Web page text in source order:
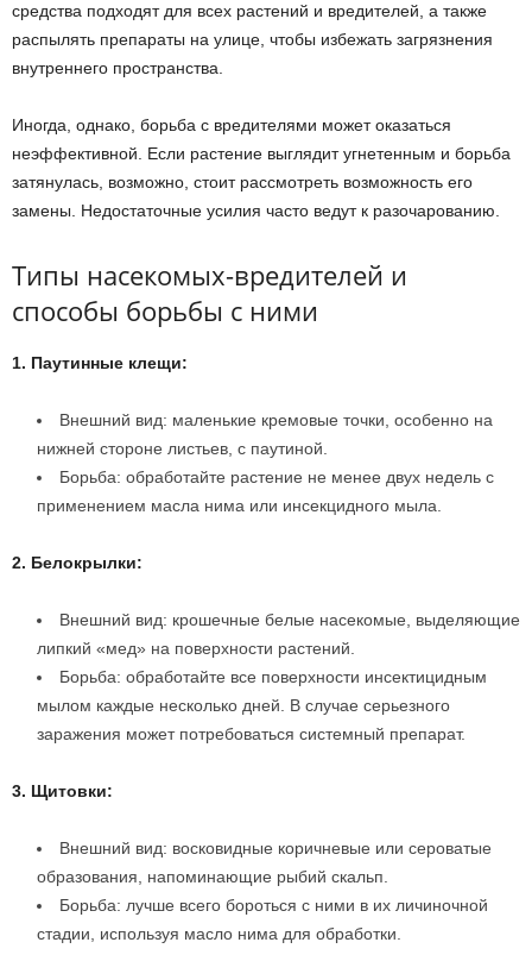
средства подходят для всех растений и вредителей, а также
распылять препараты на улице, чтобы избежать загрязнения
внутреннего пространства.
Иногда, однако, борьба с вредителями может оказаться
неэффективной. Если растение выглядит угнетенным и борьба
затянулась, возможно, стоит рассмотреть возможность его
замены. Недостаточные усилия часто ведут к разочарованию.
Типы насекомых-вредителей и
способы борьбы с ними
1. Паутинные клещи:
Внешний вид: маленькие кремовые точки, особенно на
нижней стороне листьев, с паутиной.
Борьба: обработайте растение не менее двух недель с
применением масла нима или инсекцидного мыла.
2. Белокрылки:
Внешний вид: крошечные белые насекомые, выделяющие
липкий «мед» на поверхности растений.
Борьба: обработайте все поверхности инсектицидным
мылом каждые несколько дней. В случае серьезного
заражения может потребоваться системный препарат.
3. Щитовки:
Внешний вид: восковидные коричневые или сероватые
образования, напоминающие рыбий скальп.
Борьба: лучше всего бороться с ними в их личиночной
стадии, используя масло нима для обработки.